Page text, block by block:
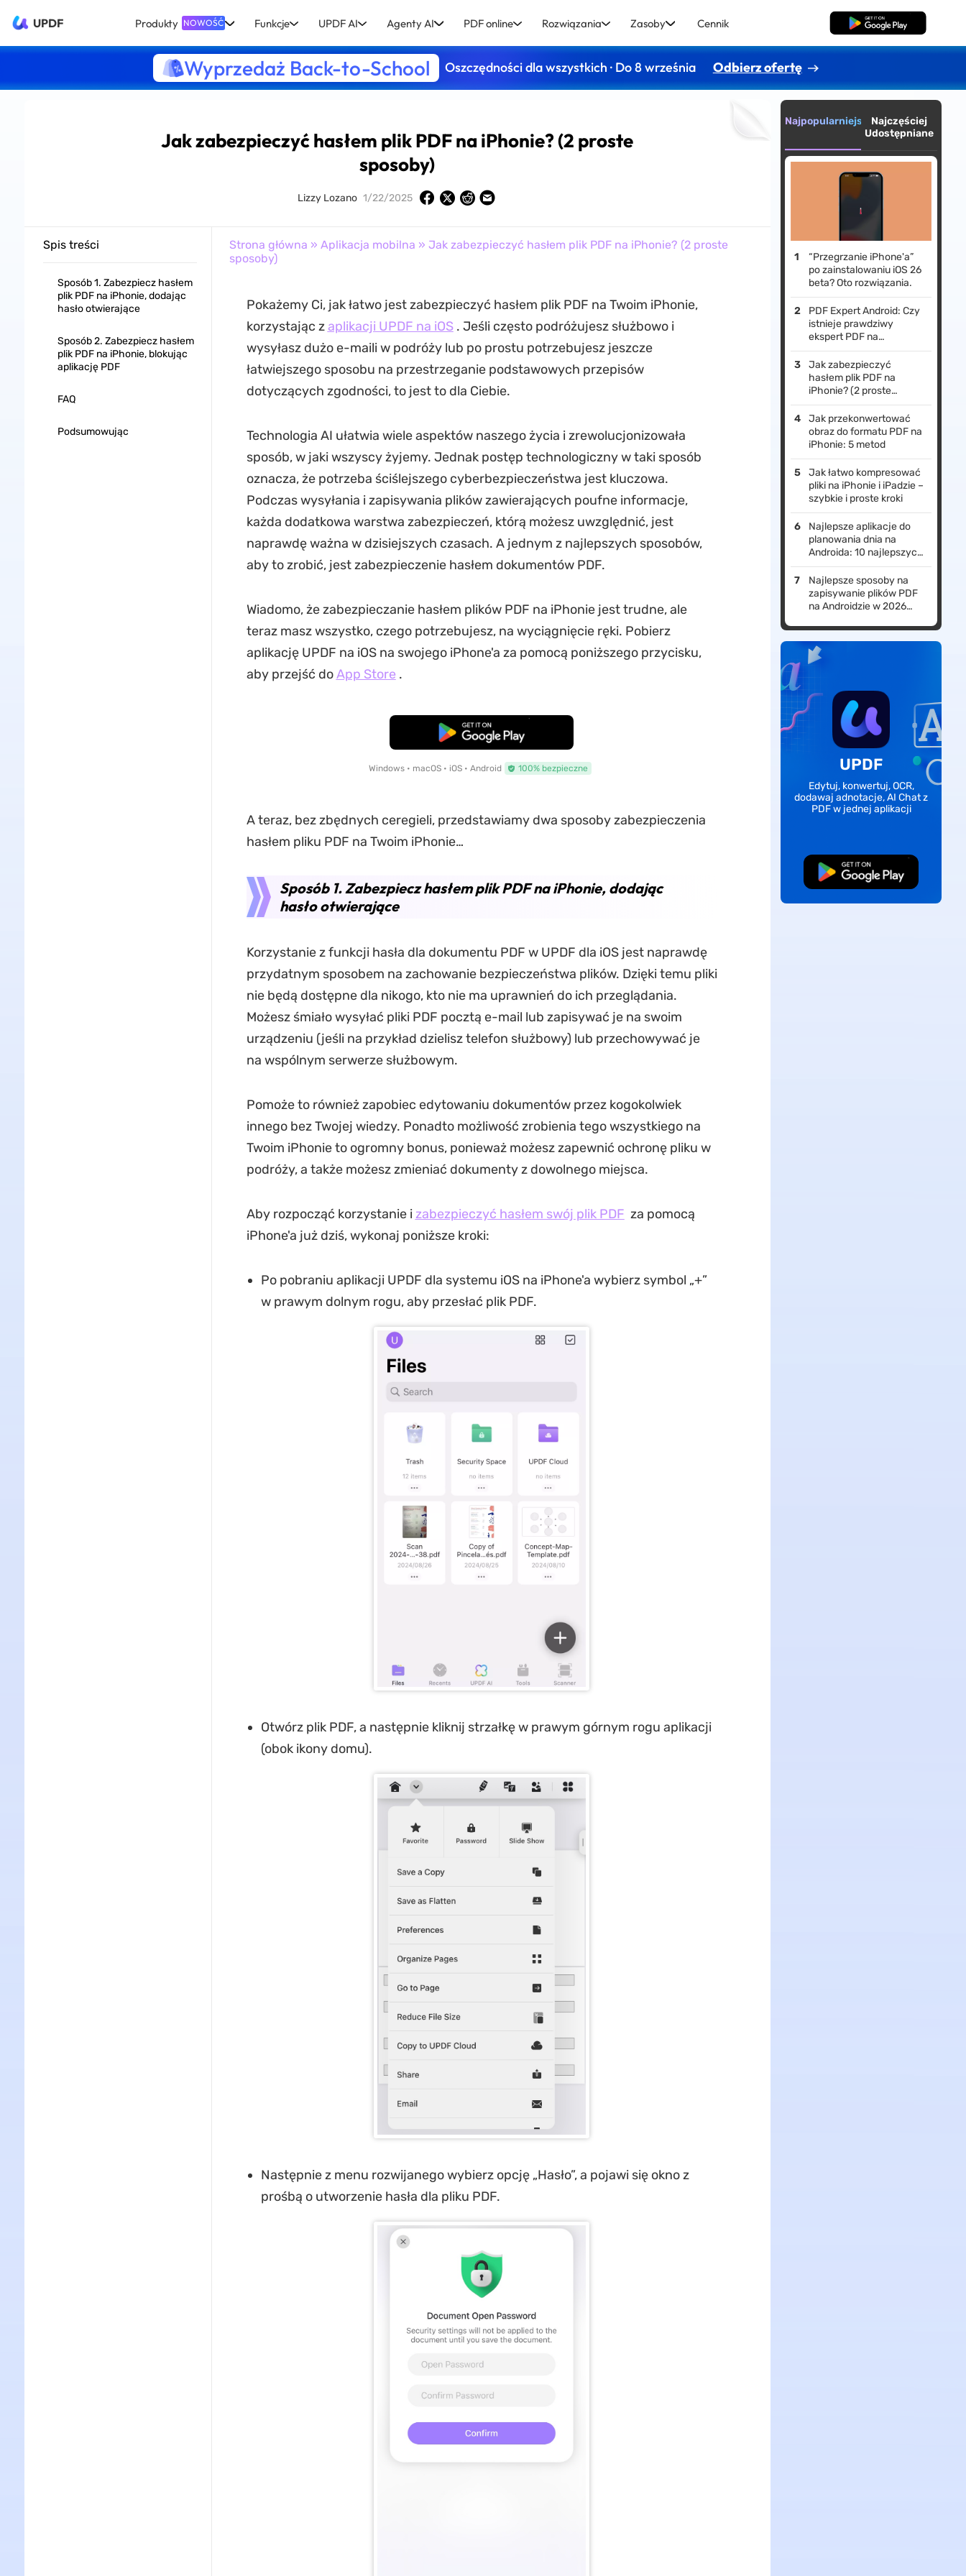
UPDF Produkty NOWOŚĆ Funkcje UPDF AI Agenty AI PDF online Rozwiązania Zasoby Cennik Pobierz za darmo
Wyprzedaż Back-to-School Oszczędności dla wszystkich · Do 8 września Odbierz ofertę
Jak zabezpieczyć hasłem plik PDF na iPhonie? (2 proste
sposoby)
Lizzy Lozano 1/22/2025
Spis treści
Sposób 1. Zabezpiecz hasłem
plik PDF na iPhonie, dodając
hasło otwierające
Sposób 2. Zabezpiecz hasłem
plik PDF na iPhonie, blokując
aplikację PDF
FAQ
Podsumowując
Strona główna » Aplikacja mobilna » Jak zabezpieczyć hasłem plik PDF na iPhonie? (2 proste
sposoby)
Pokażemy Ci, jak łatwo jest zabezpieczyć hasłem plik PDF na Twoim iPhonie,
korzystając zaplikacji UPDF na iOS. Jeśli często podróżujesz służbowo i
wysyłasz dużo e-maili w podróży lub po prostu potrzebujesz jeszcze
łatwiejszego sposobu na przestrzeganie podstawowych przepisów
dotyczących zgodności, to jest to dla Ciebie.
Technologia AI ułatwia wiele aspektów naszego życia i zrewolucjonizowała
sposób, w jaki wszyscy żyjemy. Jednak postęp technologiczny w taki sposób
oznacza, że ​​potrzeba ściślejszego cyberbezpieczeństwa jest kluczowa.
Podczas wysyłania i zapisywania plików zawierających poufne informacje,
każda dodatkowa warstwa zabezpieczeń, którą możesz uwzględnić, jest
naprawdę ważna w dzisiejszych czasach. A jednym z najlepszych sposobów,
aby to zrobić, jest zabezpieczenie hasłem dokumentów PDF.
Wiadomo, że zabezpieczanie hasłem plików PDF na iPhonie jest trudne, ale
teraz masz wszystko, czego potrzebujesz, na wyciągnięcie ręki. Pobierz
aplikację UPDF na iOS na swojego iPhone'a za pomocą poniższego przycisku,
aby przejść doApp Store .
Pobierz za darmo
Windows • macOS • iOS • Android 100% bezpieczne
A teraz, bez zbędnych ceregieli, przedstawiamy dwa sposoby zabezpieczenia
hasłem pliku PDF na Twoim iPhonie…
Sposób 1. Zabezpiecz hasłem plik PDF na iPhonie, dodając
hasło otwierające
Korzystanie z funkcji hasła dla dokumentu PDF w UPDF dla iOS jest naprawdę
przydatnym sposobem na zachowanie bezpieczeństwa plików. Dzięki temu pliki
nie będą dostępne dla nikogo, kto nie ma uprawnień do ich przeglądania.
Możesz śmiało wysyłać pliki PDF pocztą e-mail lub zapisywać je na swoim
urządzeniu (jeśli na przykład dzielisz telefon służbowy) lub przechowywać je
na wspólnym serwerze służbowym.
Pomoże to również zapobiec edytowaniu dokumentów przez kogokolwiek
innego bez Twojej wiedzy. Ponadto możliwość zrobienia tego wszystkiego na
Twoim iPhonie to ogromny bonus, ponieważ możesz zapewnić ochronę pliku w
podróży, a także możesz zmieniać dokumenty z dowolnego miejsca.
Aby rozpocząć korzystanie izabezpieczyć hasłem swój plik PDF za pomocą
iPhone'a już dziś, wykonaj poniższe kroki:
Po pobraniu aplikacji UPDF dla systemu iOS na iPhone'a wybierz symbol „+”
w prawym dolnym rogu, aby przesłać plik PDF.
Otwórz plik PDF, a następnie kliknij strzałkę w prawym górnym rogu aplikacji
(obok ikony domu).
Następnie z menu rozwijanego wybierz opcję „Hasło”, a pojawi się okno z
prośbą o utworzenie hasła dla pliku PDF.
NajpopularniejszeNajczęściej
Udostępniane
“Przegrzanie iPhone'a”
po zainstalowaniu iOS 26
beta? Oto rozwiązania.
PDF Expert Android: Czy
istnieje prawdziwy
ekspert PDF na
Androida?
Jak zabezpieczyć
hasłem plik PDF na
iPhonie? (2 proste
sposoby)
Jak przekonwertować
obraz do formatu PDF na
iPhonie: 5 metod
Jak łatwo kompresować
pliki na iPhonie i iPadzie –
szybkie i proste kroki
Najlepsze aplikacje do
planowania dnia na
Androida: 10 najlepszych
i najbardziej
niesamowitych opcji
Najlepsze sposoby na
zapisywanie plików PDF
na Androidzie w 2026
UPDF
Edytuj, konwertuj, OCR,
dodawaj adnotacje, AI Chat z
PDF w jednej aplikacji
Pobierz za darmo